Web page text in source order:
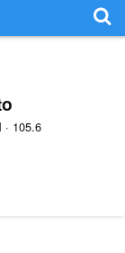
· 105.6